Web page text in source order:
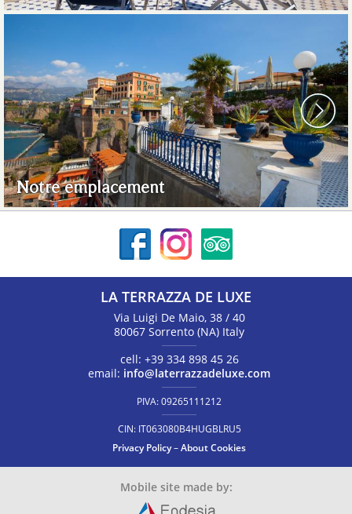
Notre emplacement
LA TERRAZZA DE LUXE
Via Luigi De Maio, 38 / 40
80067 Sorrento (NA) Italy
cell: +39 334 898 45 26
email: info@laterrazzadeluxe.com
PIVA:09265111212
CIN: IT063080B4HUGBLRU5
Privacy Policy–About Cookies
Mobile site made by: